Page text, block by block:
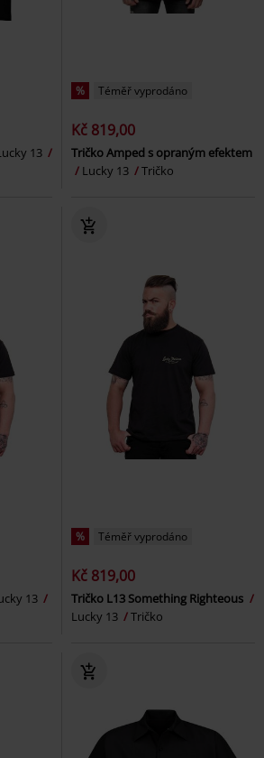
13
% Téměř vyprodáno
Kč 819,00
Tričko Amped s opraným efektem
Lucky 13
Tričko
13
% Téměř vyprodáno
Kč 819,00
Tričko L13 Something Righteous
Lucky 13
Tričko